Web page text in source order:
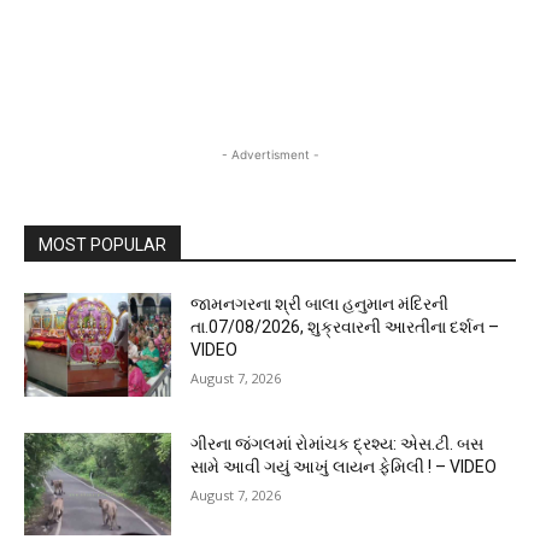
- Advertisment -
MOST POPULAR
જામનગરના શ્રી બાલા હનુમાન મંદિરની
તા.07/08/2026, શુક્રવારની આરતીના દર્શન –
VIDEO
August 7, 2026
ગીરના જંગલમાં રોમાંચક દ્રશ્ય: એસ.ટી. બસ
સામે આવી ગયું આખું લાયન ફેમિલી ! – VIDEO
August 7, 2026